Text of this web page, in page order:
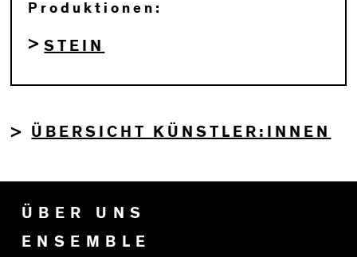
Produktionen:
STEIN
> ÜBERSICHT KÜNSTLER:INNEN
ÜBER UNS
ENSEMBLE